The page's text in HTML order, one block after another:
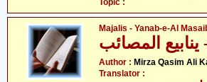
Topic :
Majalis - Yanab-e-Al
Author : Mirza Qasim Ali
Translator :